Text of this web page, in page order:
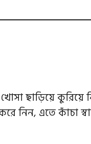
ছাড়িয়ে কুরিয়ে
নিন, এতে কাঁচা